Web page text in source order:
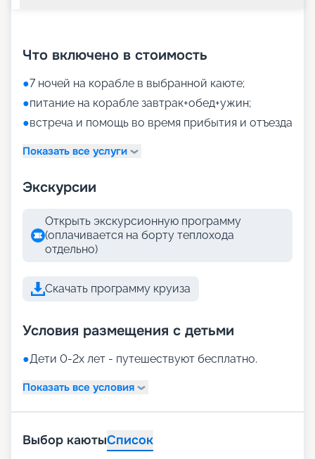
Что включено в стоимость
●7 ночей на корабле в выбранной каюте;
●питание на корабле завтрак+обед+ужин;
●встреча и помощь во время прибытия и отъезда
Показать все услуги
Экскурсии
Открыть экскурсионную программу
(оплачивается на борту теплохода
отдельно)
Скачать программу круиза
Условия размещения с детьми
●Дети 0-2х лет - путешествуют бесплатно.
Показать все условия
Выбор каютыСписок